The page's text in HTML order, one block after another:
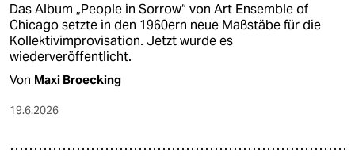
Das Album „People in Sorrow“ von Art Ensemble of
Chicago setzte in den 1960ern neue Maßstäbe für die
Kollektivimprovisation. Jetzt wurde es
wiederveröffentlicht.
Von Maxi Broecking
19.6.2026